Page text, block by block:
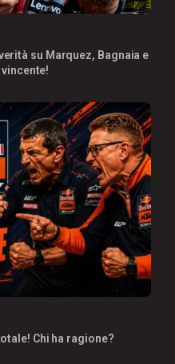
su Marquez, Bagnaia e
Chi ha ragione?